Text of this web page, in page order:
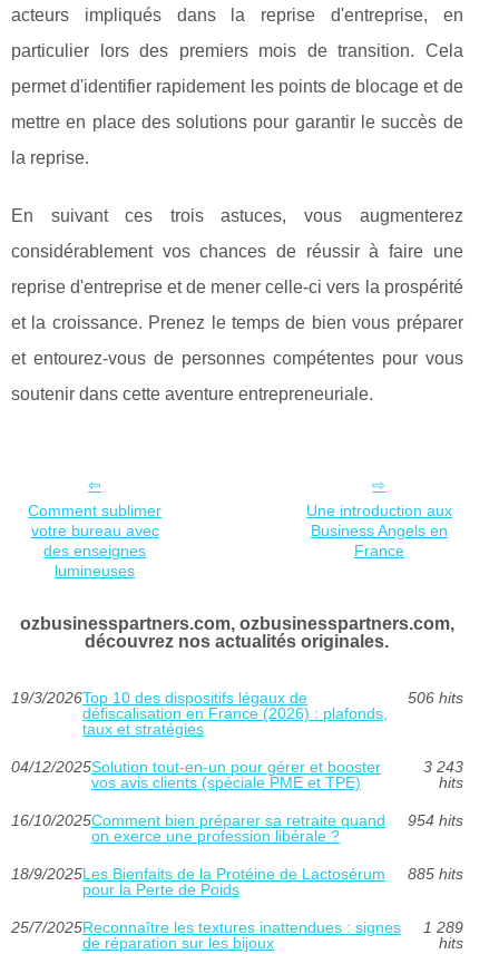
acteurs impliqués dans la reprise d'entreprise, en
particulier lors des premiers mois de transition. Cela
permet d'identifier rapidement les points de blocage et de
mettre en place des solutions pour garantir le succès de
la reprise.
En suivant ces trois astuces, vous augmenterez
considérablement vos chances de réussir à faire une
reprise d'entreprise et de mener celle-ci vers la prospérité
et la croissance. Prenez le temps de bien vous préparer
et entourez-vous de personnes compétentes pour vous
soutenir dans cette aventure entrepreneuriale.
Comment sublimer
votre bureau avec
des enseignes
lumineuses
Une introduction aux
Business Angels en
France
ozbusinesspartners.com, ozbusinesspartners.com,
découvrez nos actualités originales.
19/3/2026Top 10 des dispositifs légaux de
défiscalisation en France (2026) : plafonds,
taux et stratégies
506 hits
04/12/2025Solution tout-en-un pour gérer et booster
vos avis clients (spéciale PME et TPE)
3 243
hits
16/10/2025Comment bien préparer sa retraite quand
on exerce une profession libérale ?
954 hits
18/9/2025Les Bienfaits de la Protéine de Lactosérum
pour la Perte de Poids
885 hits
25/7/2025Reconnaître les textures inattendues : signes
de réparation sur les bijoux
1 289
hits